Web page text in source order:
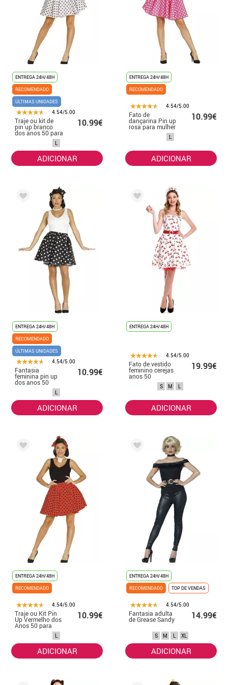
ENTREGA 24H/48H
RECOMENDADO
ÚLTIMAS UNIDADES
4.54/5.00
Traje ou kit de
pin up branco
dos anos 50 para
mulheres: saia e
10.99€
L
ADICIONAR
ENTREGA 24H/48H
RECOMENDADO
4.54/5.00
Fato de
dançarina Pin up
rosa para mulher
10.99€
L
ADICIONAR
ENTREGA 24H/48H
RECOMENDADO
ÚLTIMAS UNIDADES
4.54/5.00
Fantasia
feminina pin up
dos anos 50
10.99€
L
ADICIONAR
ENTREGA 24H/48H
4.54/5.00
Fato de vestido
feminino cerejas
anos 50
19.99€
S M L
ADICIONAR
ENTREGA 24H/48H
RECOMENDADO
4.54/5.00
Traje ou Kit Pin
Up Vermelho dos
Anos 50 para
mulher: saia e
10.99€
L
ADICIONAR
ENTREGA 24H/48H
RECOMENDADO
TOP DE VENDAS
4.54/5.00
Fantasia adulta
de Grease Sandy 14.99€
S M L XL
ADICIONAR